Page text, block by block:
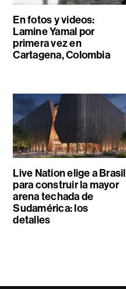
En fotos y videos:
Lamine Yamal por
primera vez en
Cartagena, Colombia
Live Nation elige a Brasil
para construir la mayor
arena techada de
Sudamérica: los
detalles